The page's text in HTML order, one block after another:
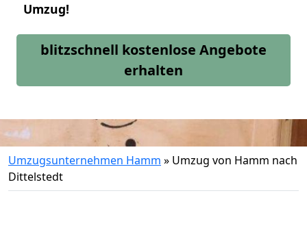
Umzug!
blitzschnell kostenlose Angebote
erhalten
Umzugsunternehmen Hamm » Umzug von Hamm nach
Dittelstedt